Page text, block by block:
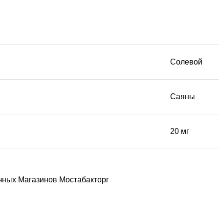
Солевой
Саяны
20 мг
Магазинов Мостабакторг